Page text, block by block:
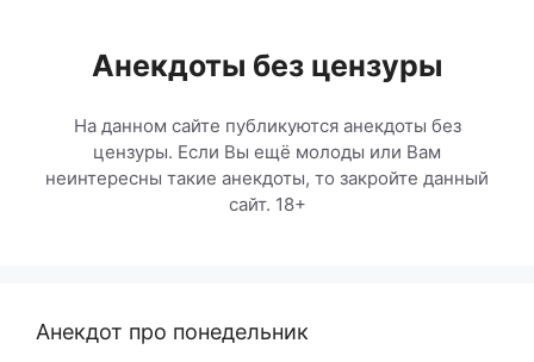
содержимомуАнекдоты без цензуры
На данном сайте публикуются анекдоты без
цензуры. Если Вы ещё молоды или Вам
неинтересны такие анекдоты, то закройте данный
сайт. 18+
Анекдот про понедельник